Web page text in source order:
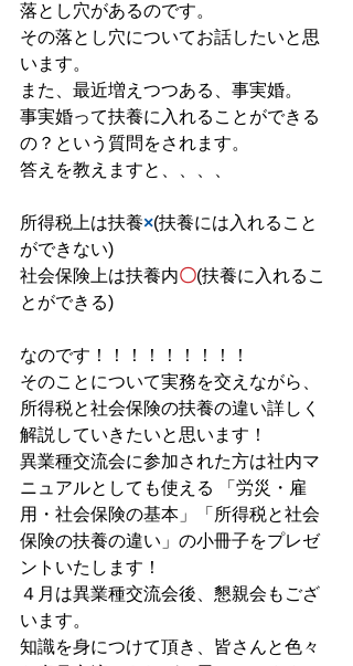
落とし穴があるのです。
その落とし穴についてお話したいと思
います。
また、最近増えつつある、事実婚。
事実婚って扶養に入れることができる
の？という質問をされます。
答えを教えますと、、、、
所得税上は扶養×(扶養には入れること
ができない)
社会保険上は扶養内〇(扶養に入れるこ
とができる)
なのです！！！！！！！！！
そのことについて実務を交えながら、
所得税と社会保険の扶養の違い詳しく
解説していきたいと思います！
異業種交流会に参加された方は社内マ
ニュアルとしても使える 「労災・雇
用・社会保険の基本」「所得税と社会
保険の扶養の違い」の小冊子をプレゼ
ントいたします！
４月は異業種交流会後、懇親会もござ
います。
知識を身につけて頂き、皆さんと色々